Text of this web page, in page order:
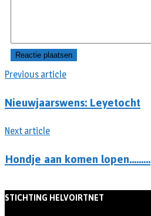
Previous article
Nieuwjaarswens: Leyetocht
Next article
Hondje aan komen lopen………
STICHTING HELVOIRTNET